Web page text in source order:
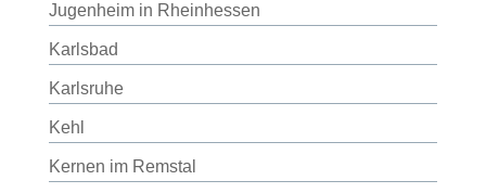
Jugenheim in Rheinhessen
Karlsbad
Karlsruhe
Kehl
Kernen im Remstal